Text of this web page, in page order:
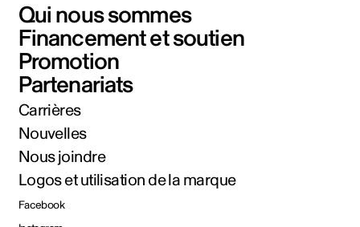
Qui nous sommes
Financement et soutien
Promotion
Partenariats
Carrières
Nouvelles
Nous joindre
Logos et utilisation de la marque
Facebook